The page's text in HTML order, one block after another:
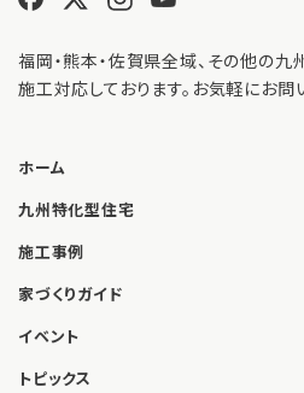
福岡・熊本・佐賀県全域、その他の
施工対応しております。お気軽にお問
ホーム
九州特化型住宅
施工事例
家づくりガイド
イベント
トピックス